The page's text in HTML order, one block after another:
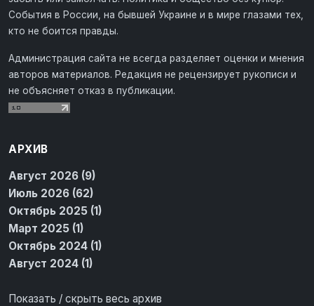
События в России, на бывшей Украине и в мире глазами тех,
кто не боится правды.
Администрация сайта не всегда разделяет оценки и мнения
авторов материалов. Редакция не рецензирует рукописи и
не объясняет отказ в публикации.
АРХИВ
Август 2026 (9)
Июль 2026 (62)
Октябрь 2025 (1)
Март 2025 (1)
Октябрь 2024 (1)
Август 2024 (1)
Показать / скрыть весь архив